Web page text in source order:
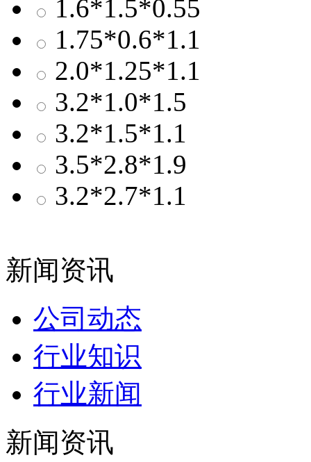
1.6*1.5*0.55
1.75*0.6*1.1
2.0*1.25*1.1
3.2*1.0*1.5
3.2*1.5*1.1
3.5*2.8*1.9
3.2*2.7*1.1
新闻资讯
公司动态
行业知识
行业新闻
新闻资讯